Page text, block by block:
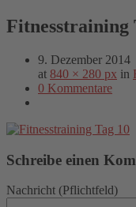
Fitnesstraining
9. Dezember 2014
at 840 × 280 px in
0 Kommentare
Schreibe einen
Nachricht (Pflichtfeld)